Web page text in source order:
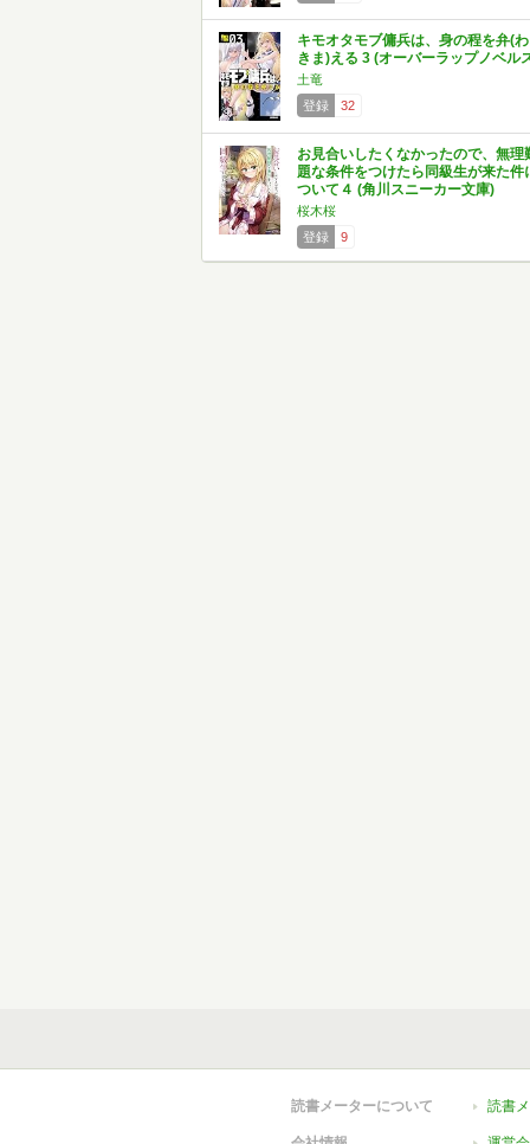
キモオタモブ傭兵は、身の程を弁(わ
きま)える 3 (オーバーラップノベル
土竜
登録
32
お見合いしたくなかったので、無理
題な条件をつけたら同級生が来た件
ついて４ (角川スニーカー文庫)
桜木桜
登録
9
読書メーターについて 読書